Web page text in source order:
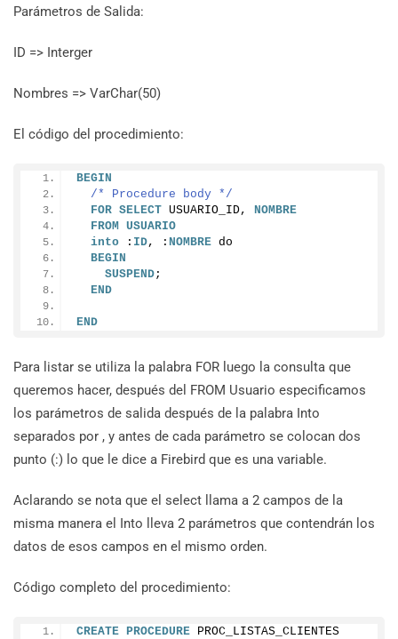
Parámetros de Salida:
ID => Interger
Nombres => VarChar(50)
El código del procedimiento:
BEGIN
/* Procedure body */
FOR SELECT USUARIO_ID, NOMBRE
FROM USUARIO
into : ID, : NOMBRE do
BEGIN
SUSPEND;
END
END
Para listar se utiliza la palabra FOR luego la consulta que
queremos hacer, después del FROM Usuario especificamos
los parámetros de salida después de la palabra Into
separados por , y antes de cada parámetro se colocan dos
punto (:) lo que le dice a Firebird que es una variable.
Aclarando se nota que el select llama a 2 campos de la
misma manera el Into lleva 2 parámetros que contendrán los
datos de esos campos en el mismo orden.
Código completo del procedimiento:
CREATE PROCEDURE PROC_LISTAS_CLIENTES